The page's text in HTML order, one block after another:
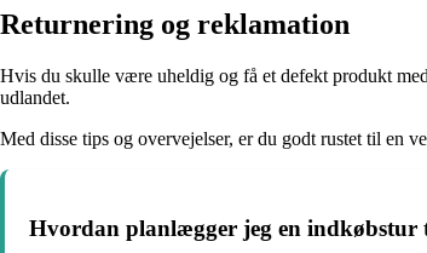
Returnering og reklamation
Hvis du skulle være uheldig og få et defekt produkt
udlandet.
Med disse tips og overvejelser, er du godt rustet til en
Hvordan planlægger jeg en indkøbstur